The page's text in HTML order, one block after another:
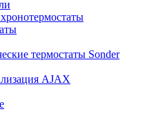
термостаты Sonder
AJAX